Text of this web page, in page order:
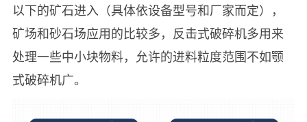
以下的矿石进入（具体依设备型号和厂家而定），
矿场和砂石场应用的比较多，反击式破碎机多用来
处理一些中小块物料，允许的进料粒度范围不如颚
式破碎机广。